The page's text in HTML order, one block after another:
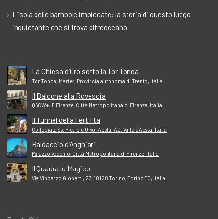
L’isola delle bambole impiccate: la storia di questo luogo
inquietante che si trova oltreoceano
La Chiesa d’Oro sotto la Tor Tonda
Tor Tonda, Marter, Provincia autonoma di Trento, Italia
Il Balcone alla Rovescia
Q6CW+JR Firenze, Città Metropolitana di Firenze, Italia
Il Tunnel della Fertilità
Collegiata Ss. Pietro e Orso, Aosta, AO, Valle d'Aosta, Italia
Baldaccio d’Anghiari
Palazzo Vecchio, Città Metropolitana di Firenze, Italia
Il Quadrato Magico
Via Vincenzo Gioberti, 23, 10128 Torino, Torino TO, Italia